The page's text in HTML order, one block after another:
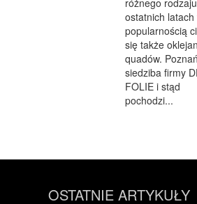
różnego
ostatnich latach
popularnością
się także
quadów.
siedziba firmy
FOLIE i stąd
pochodzi...
OSTATNIE ARTYKUŁY